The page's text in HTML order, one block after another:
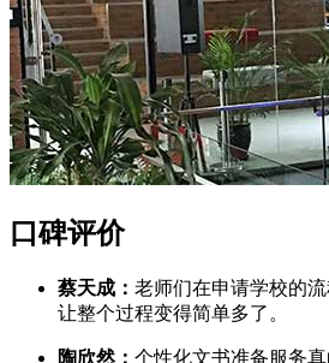
口碑评价
蔡天成： 老师们在申请学校的
让整个过程变得简单多了。
陶欣然： 个性化文书准备服务